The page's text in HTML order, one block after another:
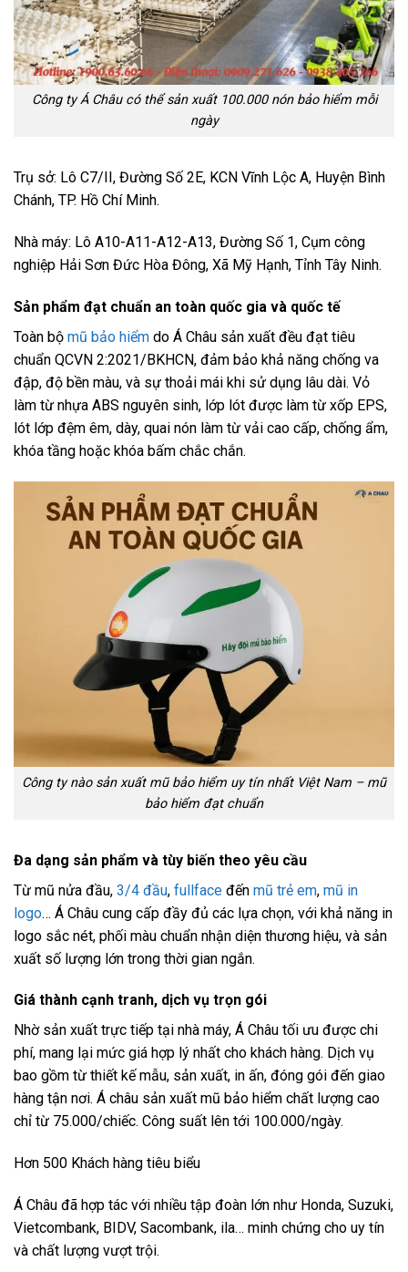
Công ty Á Châu có thể sản xuất 100.000 nón bảo hiểm mỗi
ngày
Trụ sở: Lô C7/II, Đường Số 2E, KCN Vĩnh Lộc A, Huyện Bình
Chánh, TP. Hồ Chí Minh.
Nhà máy: Lô A10-A11-A12-A13, Đường Số 1, Cụm công
nghiệp Hải Sơn Đức Hòa Đông, Xã Mỹ Hạnh, Tỉnh Tây Ninh.
Sản phẩm đạt chuẩn an toàn quốc gia và quốc tế
Toàn bộ mũ bảo hiểm do Á Châu sản xuất đều đạt tiêu
chuẩn QCVN 2:2021/BKHCN, đảm bảo khả năng chống va
đập, độ bền màu, và sự thoải mái khi sử dụng lâu dài. Vỏ
làm từ nhựa ABS nguyên sinh, lớp lót được làm từ xốp EPS,
lót lớp đệm êm, dày, quai nón làm từ vải cao cấp, chống ẩm,
khóa tầng hoặc khóa bấm chắc chắn.
Công ty nào sản xuất mũ bảo hiểm uy tín nhất Việt Nam – mũ
bảo hiểm đạt chuẩn
Đa dạng sản phẩm và tùy biến theo yêu cầu
Từ mũ nửa đầu, 3/4 đầu, fullface đến mũ trẻ em, mũ in
logo… Á Châu cung cấp đầy đủ các lựa chọn, với khả năng in
logo sắc nét, phối màu chuẩn nhận diện thương hiệu, và sản
xuất số lượng lớn trong thời gian ngắn.
Giá thành cạnh tranh, dịch vụ trọn gói
Nhờ sản xuất trực tiếp tại nhà máy, Á Châu tối ưu được chi
phí, mang lại mức giá hợp lý nhất cho khách hàng. Dịch vụ
bao gồm từ thiết kế mẫu, sản xuất, in ấn, đóng gói đến giao
hàng tận nơi. Á châu sản xuất mũ bảo hiểm chất lượng cao
chỉ từ 75.000/chiếc. Công suất lên tới 100.000/ngày.
Hơn 500 Khách hàng tiêu biểu
Á Châu đã hợp tác với nhiều tập đoàn lớn như Honda, Suzuki,
Vietcombank, BIDV, Sacombank, ila… minh chứng cho uy tín
và chất lượng vượt trội.